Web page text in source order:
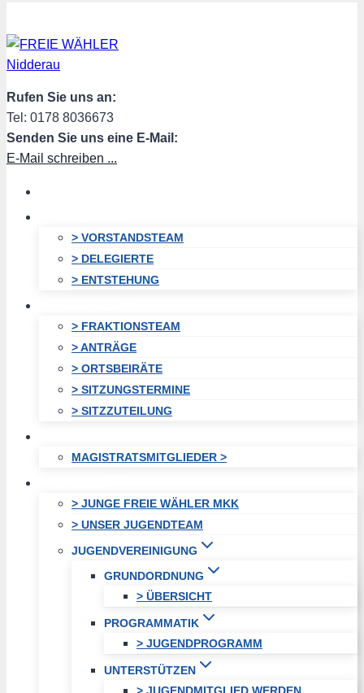
Inhalt
springen
Rufen Sie uns an:
Tel: 0178 8036673
Senden Sie uns eine E-Mail:
E-Mail schreiben ...
> VORSTANDSTEAM
> DELEGIERTE
> ENTSTEHUNG
> FRAKTIONSTEAM
> ANTRÄGE
> ORTSBEIRÄTE
> SITZUNGSTERMINE
> SITZZUTEILUNG
MAGISTRATSMITGLIEDER >
> JUNGE FREIE WÄHLER MKK
> UNSER JUGENDTEAM
JUGENDVEREINIGUNG
GRUNDORDNUNG
> ÜBERSICHT
PROGRAMMATIK
> JUGENDPROGRAMM
UNTERSTÜTZEN